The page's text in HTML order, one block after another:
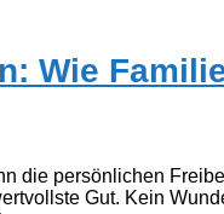
Wie
die persönlichen
Gut. Kein